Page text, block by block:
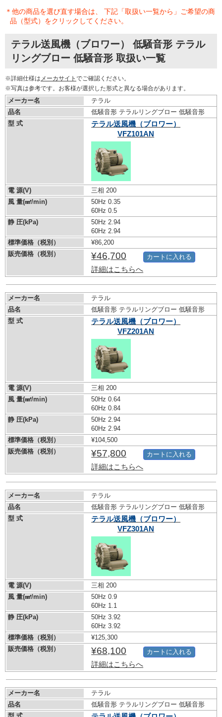
＊他の商品を選び直す場合は、 下記「取扱い一覧から」ご希望の商
品（型式）をクリックしてください。
テラル送風機（ブロワー） 低騒音形 テラル
リングブロー 低騒音形 取扱い一覧
※詳細仕様は メーカサイト でご確認ください。
※写真は参考です。お客様が選択した形式と異なる場合があります。
メーカー名
テラル
品名
低騒音形 テラルリングブロー 低騒音形
型 式
テラル送風機（ブロワー）
VFZ101AN
電 源(V)
三相 200
風 量(㎣/min)
50Hz 0.35
60Hz 0.5
静 圧(kPa)
50Hz 2.94
60Hz 2.94
標準価格（税別）
¥86,200
販売価格（税別）
¥46,700
詳細はこちらへ
カートに入れる
メーカー名
テラル
品名
低騒音形 テラルリングブロー 低騒音形
型 式
テラル送風機（ブロワー）
VFZ201AN
電 源(V)
三相 200
風 量(㎣/min)
50Hz 0.64
60Hz 0.84
静 圧(kPa)
50Hz 2.94
60Hz 2.94
標準価格（税別）
¥104,500
販売価格（税別）
¥57,800
詳細はこちらへ
カートに入れる
メーカー名
テラル
品名
低騒音形 テラルリングブロー 低騒音形
型 式
テラル送風機（ブロワー）
VFZ301AN
電 源(V)
三相 200
風 量(㎣/min)
50Hz 0.9
60Hz 1.1
静 圧(kPa)
50Hz 3.92
60Hz 3.92
標準価格（税別）
¥125,300
販売価格（税別）
¥68,100
詳細はこちらへ
カートに入れる
メーカー名
テラル
品名
低騒音形 テラルリングブロー 低騒音形